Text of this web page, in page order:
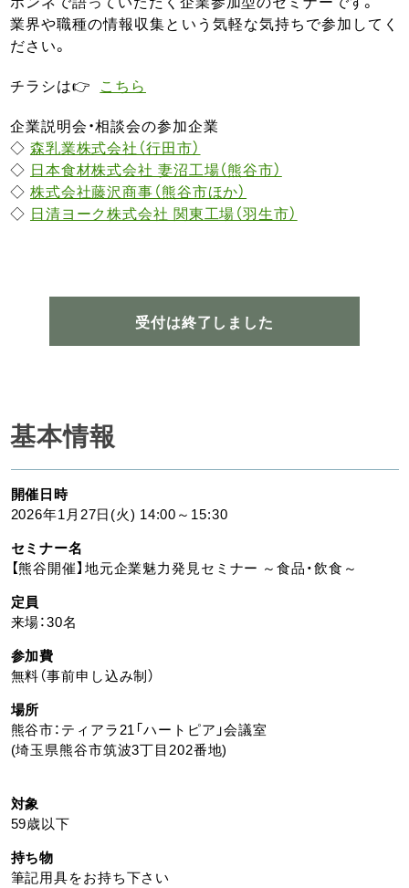
業界や職種の情報収集という気軽な気持ちで参加してく
ださい。
チラシは👉 こちら
企業説明会・相談会の参加企業
◇ 森乳業株式会社（行田市）
◇ 日本食材株式会社 妻沼工場（熊谷市）
◇ 株式会社藤沢商事（熊谷市ほか）
◇ 日清ヨーク株式会社 関東工場（羽生市）
受付は終了しました
基本情報
開催日時
2026年1月27日(火) 14:00～15:30
セミナー名
【熊谷開催】地元企業魅力発見セミナー ～食品・飲食～
定員
来場：30名
参加費
無料（事前申し込み制）
場所
熊谷市：ティアラ21「ハートピア」会議室
(埼玉県熊谷市筑波3丁目202番地)
対象
59歳以下
持ち物
筆記用具をお持ち下さい